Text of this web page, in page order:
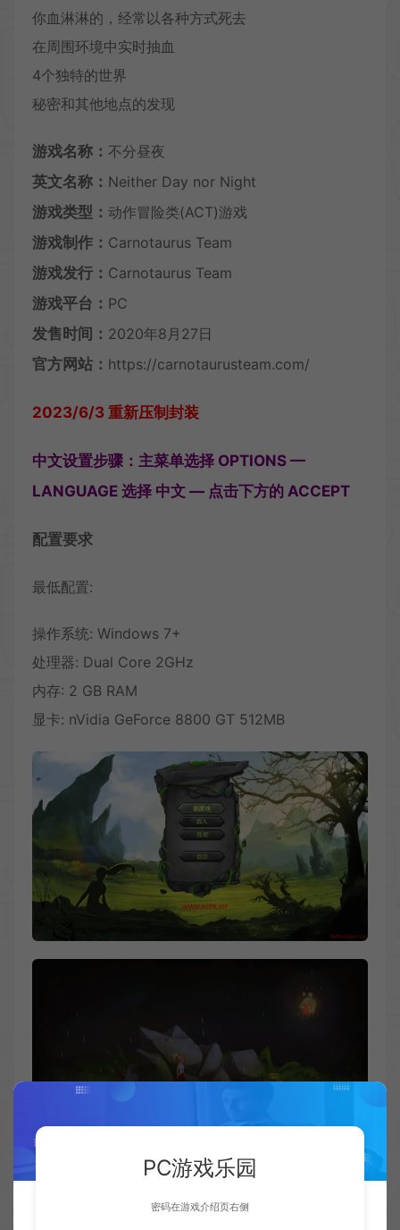
你血淋淋的，经常以各种方式死去
在周围环境中实时抽血
4个独特的世界
秘密和其他地点的发现
游戏名称： 不分昼夜
英文名称： Neither Day nor Night
游戏类型： 动作冒险类(ACT)游戏
游戏制作： Carnotaurus Team
游戏发行： Carnotaurus Team
游戏平台： PC
发售时间： 2020年8月27日
官方网站： https://carnotaurusteam.com/
2023/6/3 重新压制封装
中文设置步骤：主菜单选择 OPTIONS —
LANGUAGE 选择 中文 — 点击下方的 ACCEPT
配置要求
最低配置:
操作系统: Windows 7+
处理器: Dual Core 2GHz
内存: 2 GB RAM
显卡: nVidia GeForce 8800 GT 512MB
PC游戏乐园
密码在游戏介绍页右侧